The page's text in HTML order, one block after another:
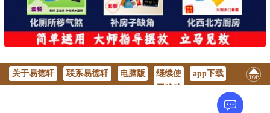
答恩情，这一万天子来到降水家中，当时降水正在睡
觉，于是，天子们供养了四万条珍珠双股项链，并降下
没膝的花雨，奏起各种天乐，以作供养，与此同时，在
以前的大水池边，亦降了纷纷花雨.随后，这些天子返回
了天宫……
关于易德轩 联系易德轩 电脑版
继续使
app下载